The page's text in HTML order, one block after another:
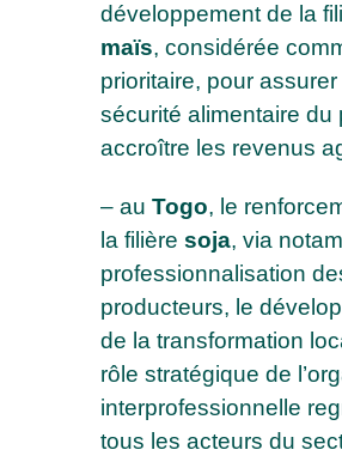
développement de la
maïs, considérée
prioritaire, pour assurer
sécurité alimentaire du
accroître les revenus
– au Togo, le
la filière soja, via
professionnalisation
producteurs, le
de la transformation
rôle stratégique de
interprofessionnelle
tous les acteurs du